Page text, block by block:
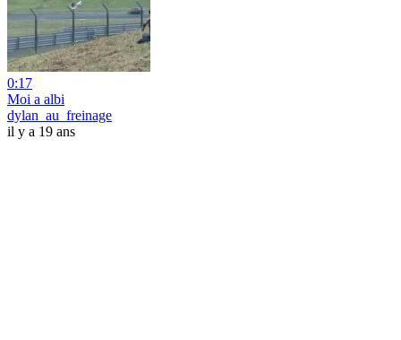
0:17
Moi a albi
dylan_au_freinage
il y a 19 ans